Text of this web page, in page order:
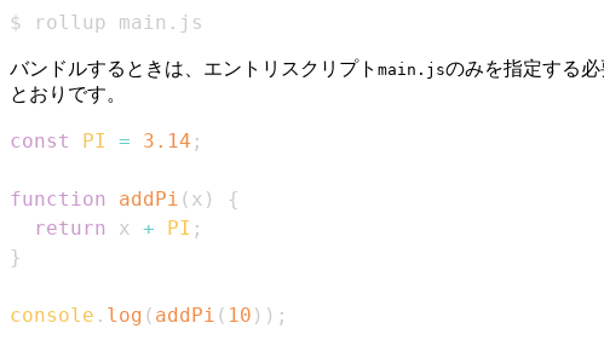
$ rollup main.js
バンドルするときは、エントリスクリプト main.jsのみを指定する
とおりです。
const PI = 3.14 ;
function addPi ( x )
{
return
x + PI ;
}
console . log ( addPi ( 10 ) ) ;